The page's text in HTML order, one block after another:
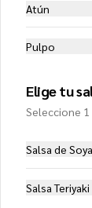
Atún
Pulpo
Elige tu
Seleccione 1
Salsa de Soya
Salsa Teriyaki